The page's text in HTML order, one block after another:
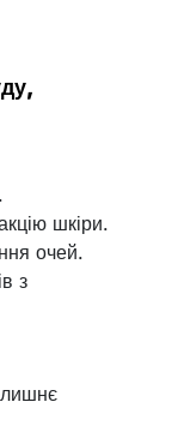
шкіри.
очей.
з